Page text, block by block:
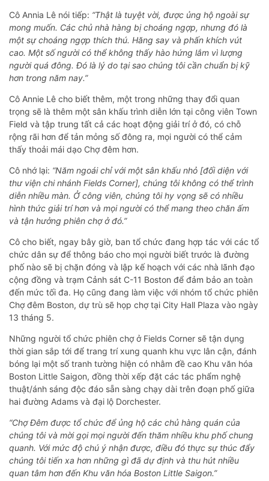
Cô Annia Lê nói tiếp: “Thật là tuyệt vời, được ủng hộ ngoài sự
mong muốn. Các chủ nhà hàng bị choáng ngợp, nhưng đó là
một sự choáng ngợp thích thú. Hăng say và phấn khích vút
cao. Một số người có thể không thấy hào hứng lắm vì lượng
người quá đông. Đó là lý do tại sao chúng tôi cần chuẩn bị kỹ
hơn trong năm nay.”
Cô Annie Lê cho biết thêm, một trong những thay đổi quan
trọng sẽ là thêm một sân khấu trình diễn lớn tại công viên Town
Field và tập trung tất cả các hoạt động giải trí ở đó, có chỗ
rộng rãi hơn để tản mỏng số đông ra, mọi người có thể cảm
thấy thoải mái dạo Chợ đêm hơn.
Cô nhớ lại: “Năm ngoái chỉ với một sân khấu nhỏ [đối diện với
thư viện chi nhánh Fields Corner], chúng tôi không có thể trình
diễn nhiều màn. Ở công viên, chúng tôi hy vọng sẽ có nhiều
hình thức giải trí hơn và mọi người có thể mang theo chăn ấm
và tận hưởng phiên chợ ở đó.”
Cô cho biết, ngay bây giờ, ban tổ chức đang hợp tác với các tổ
chức dân sự để thông báo cho mọi người biết trước là đường
phố nào sẽ bị chặn đóng và lập kế hoạch với các nhà lãnh đạo
cộng đồng và trạm Cảnh sát C-11 Boston để đảm bảo an toàn
đến mức tối đa. Họ cũng đang làm việc với nhóm tổ chức phiên
Chợ đêm Boston, dự trù sẽ họp chợ tại City Hall Plaza vào ngày
13 tháng 5.
Những người tổ chức phiên chợ ở Fields Corner sẽ tận dụng
thời gian sắp tới để trang trí xung quanh khu vực lân cận, đánh
bóng lại một số tranh tường hiện có nhằm đề cao Khu văn hóa
Boston Little Saigon, đồng thời xếp đặt các tác phẩm nghệ
thuật/ánh sáng độc đáo sẵn sàng chạy dài trên đoạn phố giữa
hai đường Adams và đại lộ Dorchester.
“Chợ Đêm được tổ chức để ủng hộ các chủ hàng quán của
chúng tôi và mời gọi mọi người đến thăm nhiều khu phố chung
quanh. Với mức độ chú ý nhận được, điều đó thực sự thúc đẩy
chúng tôi tiến xa hơn những gì đã dự định và thu hút nhiều
quan tâm hơn đến Khu văn hóa Boston Little Saigon.”